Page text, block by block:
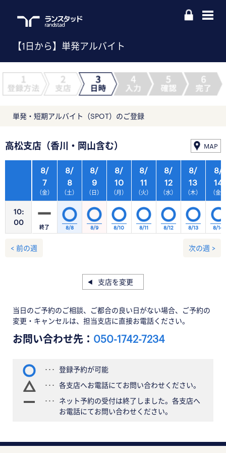
【1日から】単発アルバイト
単発・短期アルバイト（SPOT）のご登録
高松支店（香川・岡山含む） MAP
10:
00
8/
7
（金）
8/
8
（土）
8/
9
（日）
8/
10
（月）
8/
11
（火）
8/
12
（水）
8/
13
（木）
終了 8/8 8/9 8/10 8/11 8/12 8/13
8/
14
（金）
8/14
< 前の週 次の週 >
支店を変更
当日のご予約のご相談、ご都合の良い日がない場合、ご予約の
変更・キャンセルは、担当支店に直接お電話ください。
お問い合わせ先： 050-1742-7234
登録予約が可能
各支店へお電話にてお問い合わせください。
ネット予約の受付は終了しました。各支店へ
お電話にてお問い合わせください。